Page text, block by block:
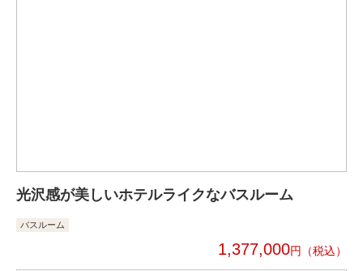
光沢感が美しいホテルライクなバスルーム
バスルーム
1,377,000円